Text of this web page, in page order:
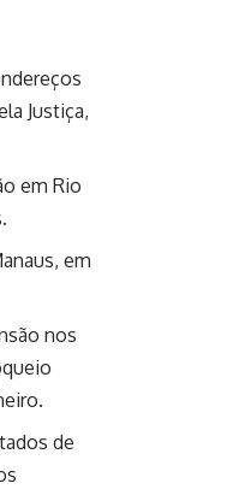
Justiça,
em Rio
em
nos
de